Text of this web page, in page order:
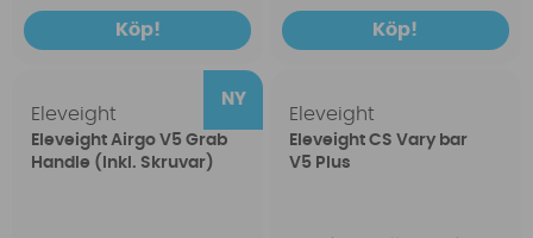
Köp! Köp!
Eleveight
Eleveight Airgo V5 Grab
Handle (Inkl. Skruvar)
Eleveight
Eleveight CS Vary bar
V5 Plus